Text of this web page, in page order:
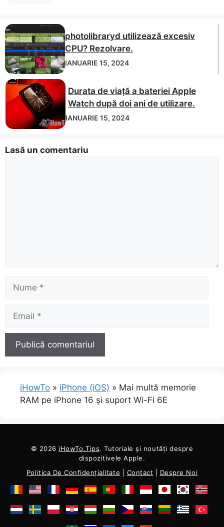
photolibraryd utilizează excesiv
CPU? Rezolvare.
IANUARIE 15, 2024
Durata de viață a bateriei Apple
Watch după doi ani de utilizare.
IANUARIE 15, 2024
Lasă un comentariu
iHowTo » iPhone (iOS) » Mai multă memorie
RAM pe iPhone 16 și suport Wi-Fi 6E
© 2026 iHowTo.Tips. Tutoriale și noutăți despre
dispozitivele Apple.
Politica De Confidențialitate
Contact Despre Noi